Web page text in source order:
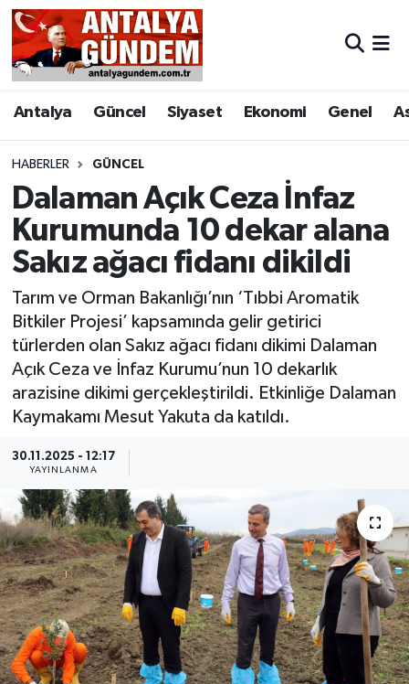
Antalya Güncel Siyaset Ekonomi Genel
HABERLER GÜNCEL
Dalaman Açık Ceza İnfaz
Kurumunda 10 dekar alana
Sakız ağacı fidanı dikildi
Tarım ve Orman Bakanlığı’nın ‘Tıbbi Aromatik
Bitkiler Projesi’ kapsamında gelir getirici
türlerden olan Sakız ağacı fidanı dikimi Dalaman
Açık Ceza ve İnfaz Kurumu’nun 10 dekarlık
arazisine dikimi gerçekleştirildi. Etkinliğe Dalaman
Kaymakamı Mesut Yakuta da katıldı.
30.11.2025 - 12:17
YAYINLANMA
Antalya
Asayiş
Bilim & Teknoloji
Bölge
EĞİTİM
Ekonomi
Genel
Görüntülü Haber
Kültür & Sanat
Magazin
Resmi İlan
Sağlık & Yaşam
Siyaset
Antalya Nöbetçi Eczaneler
Antalya Hava Durumu
Antalya Namaz Vakitleri
Antalya Trafik Yoğunluk Haritası
Süper Lig Puan Durumu ve Fikstür
Tüm Manşetler
Son Dakika Haberleri
Haber Arşivi